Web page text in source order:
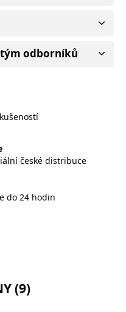
odborníků
české distribuce
do 24 hodin
(9)